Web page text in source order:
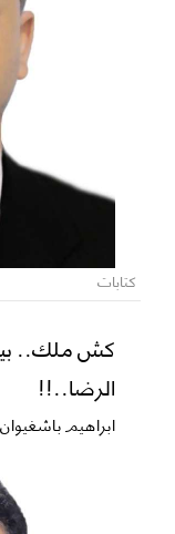
كتابات
كش ملك..
الرضا..!!
ابراهيم باشغيوان